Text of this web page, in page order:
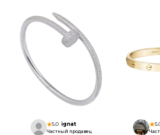
5.0 ignat
Частный продавец